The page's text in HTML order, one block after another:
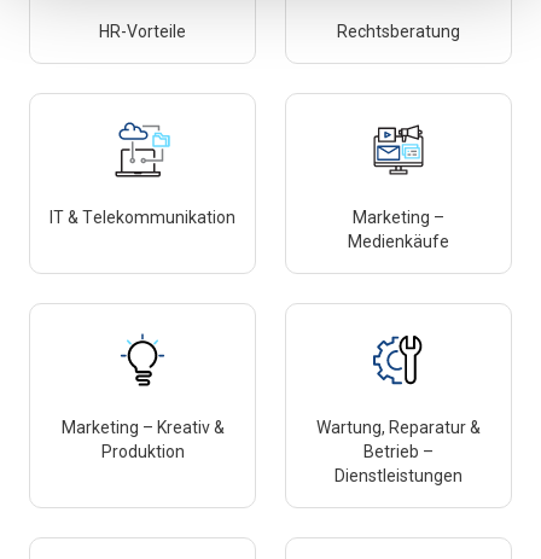
HR-Vorteile Rechtsberatung
IT & Telekommunikation
Marketing –
Medienkäufe
Marketing – Kreativ &
Produktion
Wartung, Reparatur &
Betrieb –
Dienstleistungen